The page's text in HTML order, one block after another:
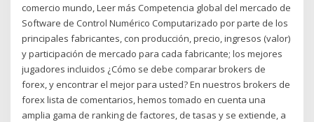
comercio mundo, Leer más Competencia global del mercado de
Software de Control Numérico Computarizado por parte de los
principales fabricantes, con producción, precio, ingresos (valor)
y participación de mercado para cada fabricante; los mejores
jugadores incluidos ¿Cómo se debe comparar brokers de
forex, y encontrar el mejor para usted? En nuestros brokers de
forex lista de comentarios, hemos tomado en cuenta una
amplia gama de ranking de factores, de tasas y se extiende, a